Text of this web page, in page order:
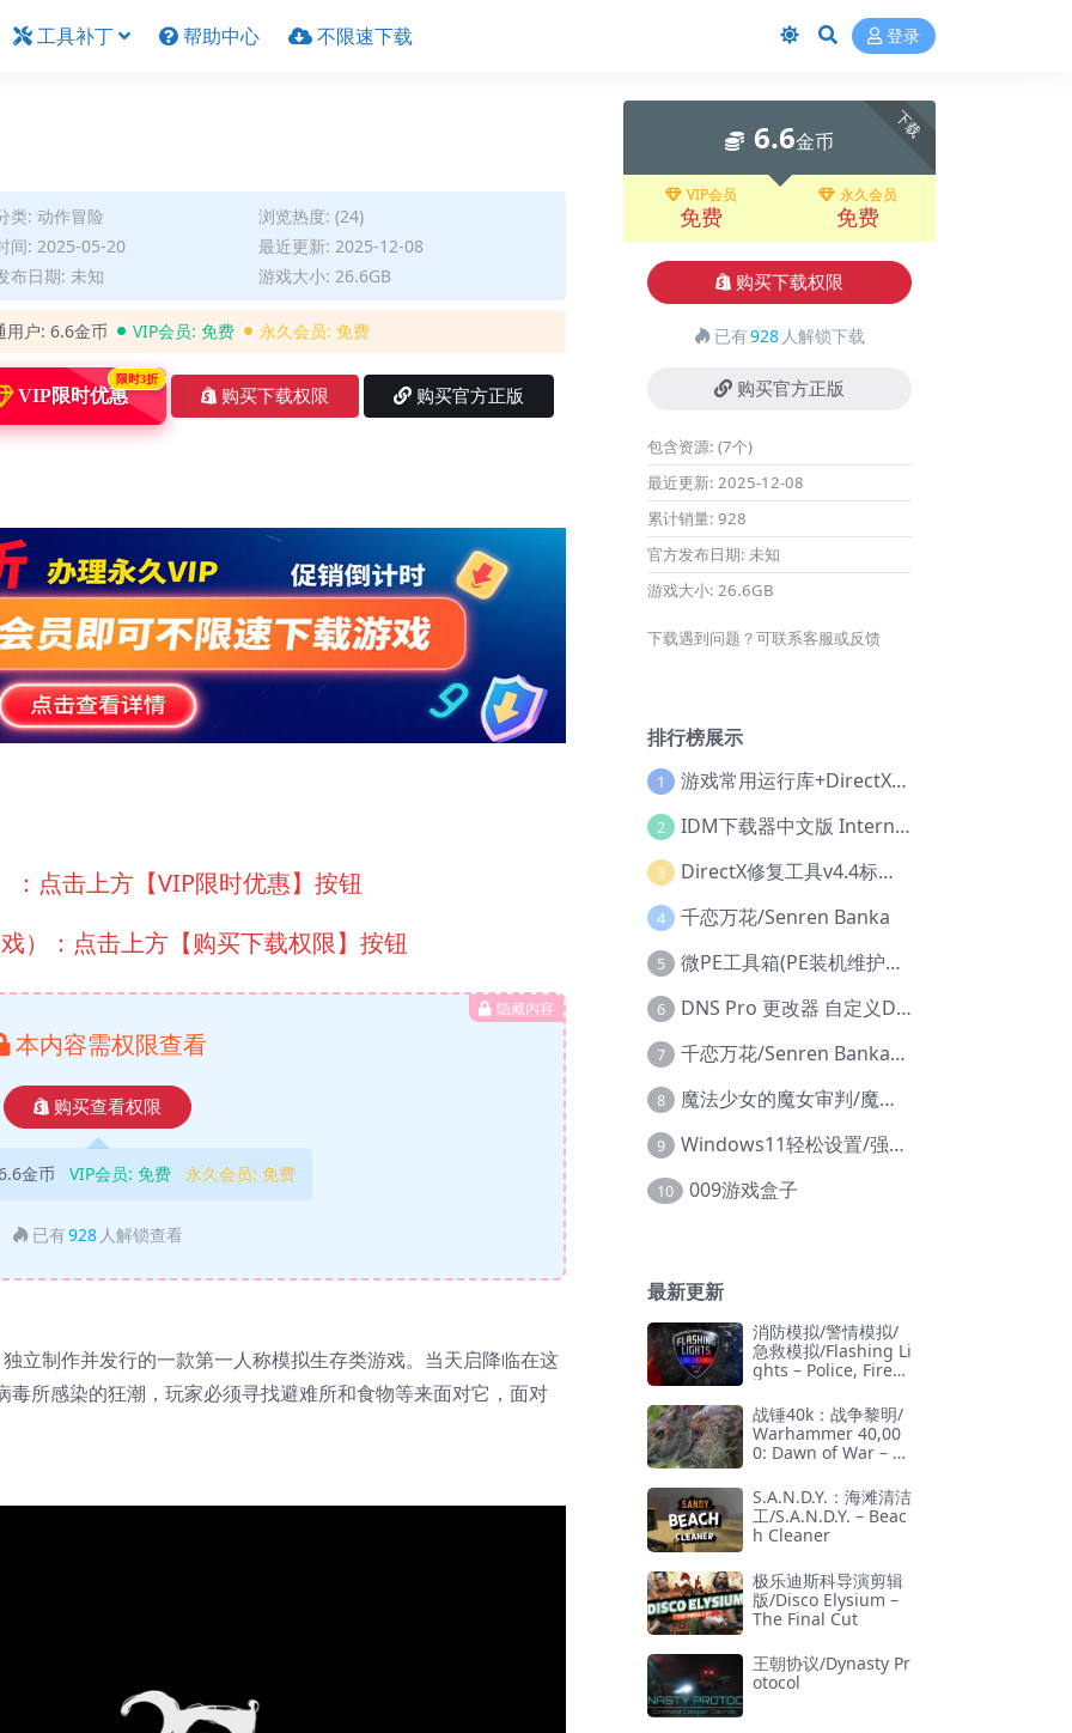
工具补丁 帮助中心 不限速下载 登录
类: 动作冒险
浏览热度: (24)
间: 2025-05-20
最近更新: 2025-12-08
布日期: 未知
游戏大小: 26.6GB
用户: 6.6金币 VIP会员: 免费 永久会员: 免费
VIP限时优惠
限时3折
购买下载权限 购买官方正版
点击上方【VIP限时优惠】按钮
）：点击上方【购买下载权限】按钮
隐藏内容
本内容需权限查看
购买查看权限
金币 VIP会员: 免费 永久会员: 免费
已有928 人解锁查看
制作并发行的一款第一人称模拟生存类游戏。当天启降临在这
所感染的狂潮，玩家必须寻找避难所和食物等来面对它，面对
下载
6.6金币
VIP会员
免费
永久会员
免费
购买下载权限
已有928 人解锁下载
购买官方正版
包含资源: (7个)
最近更新: 2025-12-08
累计销量: 928
官方发布日期: 未知
游戏大小: 26.6GB
下载遇到问题？可联系客服或反馈
排行榜展示
1 游戏常用运行库+DirectX修复增强版
2 IDM下载器中文版 Internet Download Manager v6.42.36 IDM
3 DirectX修复工具v4.4标准版+增强版+在线修复版
4 千恋万花/Senren Banka
5 微PE工具箱(PE装机维护工具) v2.3官方正式版
6 DNS Pro 更改器 自定义DNS修改
7 千恋万花/Senren Banka/安卓版
8 魔法少女的魔女审判/魔法少女ノ魔女裁判
9 Windows11轻松设置/强力禁止WD等/兼容Win10
10 009游戏盒子
最新更新
消防模拟/警情模拟/
急救模拟/Flashing Li
ghts – Police, Firefi
Services Simulator
战锤40k：战争黎明/
Warhammer 40,00
0: Dawn of War – D
S.A.N.D.Y.：海滩清洁
工/S.A.N.D.Y. – Beac
h Cleaner
极乐迪斯科导演剪辑
版/Disco Elysium –
The Final Cut
王朝协议/Dynasty Pr
otocol